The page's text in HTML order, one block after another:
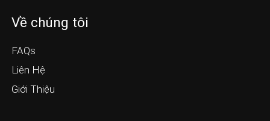
Về chúng tôi
FAQs
Liên Hệ
Giới Thiệu